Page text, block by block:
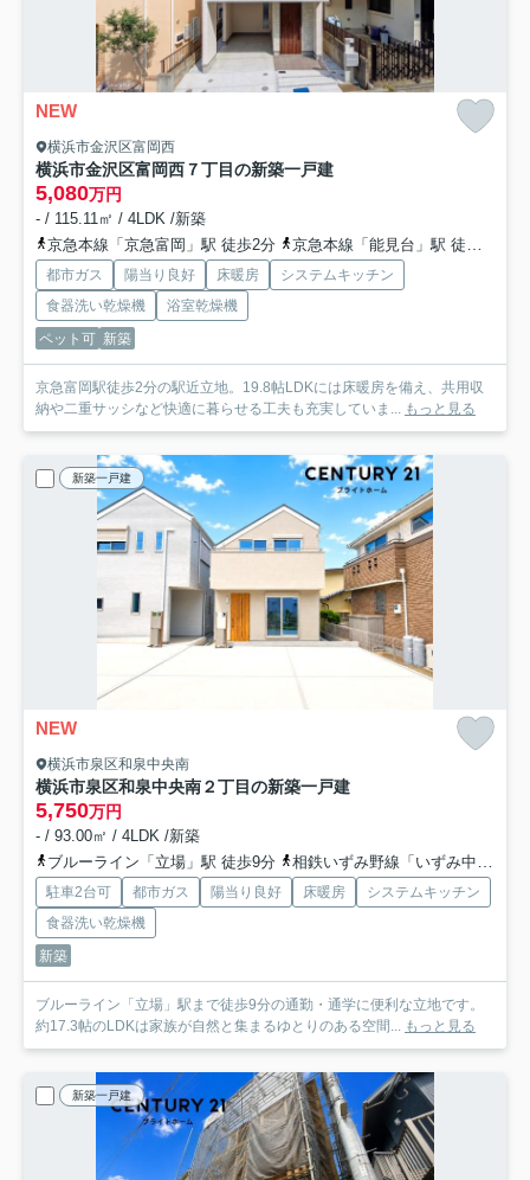
NEW
横浜市金沢区富岡西
横浜市金沢区富岡西７丁目の新築一戸建
5,080万円
- / 115.11㎡ / 4LDK /新築
京急本線「京急富岡」駅 徒歩2分
京急本線「能見台」駅 徒歩15分
都市ガス 陽当り良好 床暖房
システムキッチン
食器洗い乾燥機
浴室乾燥機
ペット可 新築
京急富岡駅徒歩2分の駅近立地。19.8帖LDKには床暖房を備え、共用収
納や二重サッシなど快適に暮らせる工夫も充実していま... もっと見る
新築一戸建
NEW
横浜市泉区和泉中央南
横浜市泉区和泉中央南２丁目の新築一戸建
5,750万円
- / 93.00㎡ / 4LDK /新築
ブルーライン「立場」駅 徒歩9分
相鉄いずみ野線「いずみ中央」駅 徒歩17分
駐車2台可 都市ガス 陽当り良好 床暖房
システムキッチン
食器洗い乾燥機
新築
ブルーライン「立場」駅まで徒歩9分の通勤・通学に便利な立地です。
約17.3帖のLDKは家族が自然と集まるゆとりのある空間... もっと見る
新築一戸建